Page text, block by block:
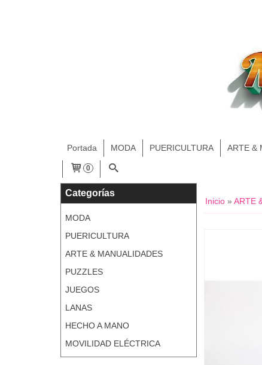
Portada MODA PUERICULTURA ARTE &
0
Categorías
MODA
PUERICULTURA
ARTE & MANUALIDADES
PUZZLES
JUEGOS
LANAS
HECHO A MANO
MOVILIDAD ELÉCTRICA
Inicio» ARTE